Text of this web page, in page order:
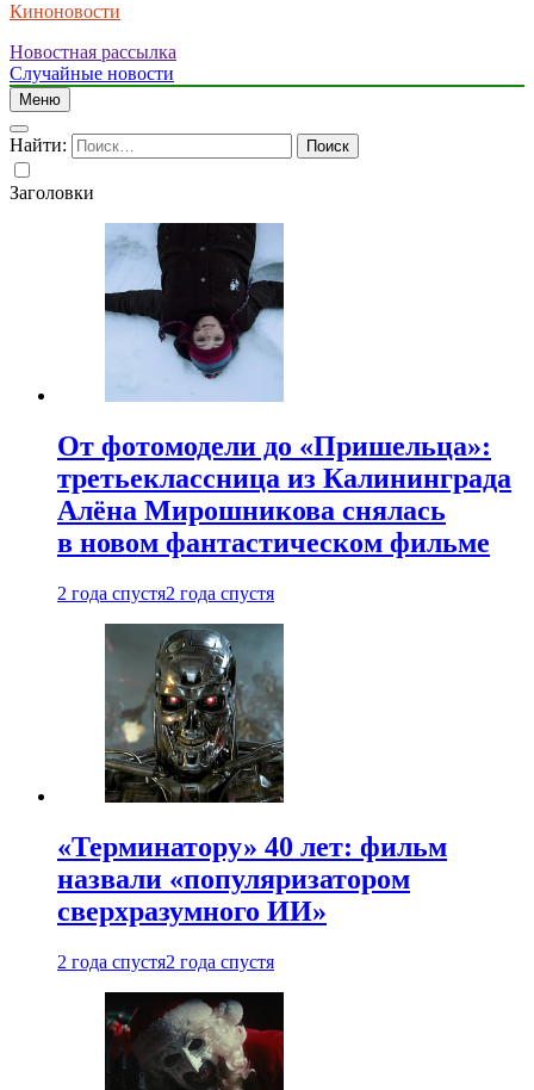
Киноновости
Новостная рассылка
Случайные новости
Меню
Найти:
Заголовки
От фотомодели до «Пришельца»:
третьеклассница из Калининграда
Алёна Мирошникова снялась
в новом фантастическом фильме
2 года спустя2 года спустя
«Терминатору» 40 лет: фильм
назвали «популяризатором
сверхразумного ИИ»
2 года спустя2 года спустя